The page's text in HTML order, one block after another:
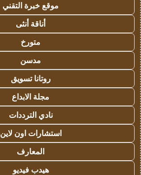
موقع خبرة التقني
أناقة أنثى
متورخ
مدسن
روتانا تسويق
مجلة الابداع
نادي الترددات
استشارات اون لاين
المعارف
هيدب فيديو